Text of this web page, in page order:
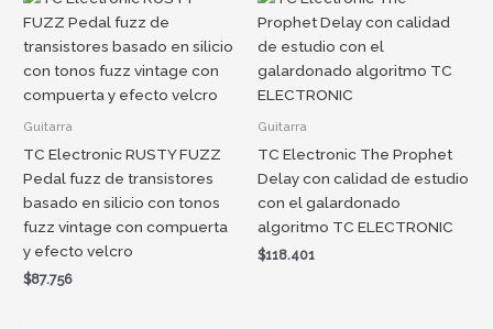
Guitarra
TC Electronic RUSTY FUZZ
Pedal fuzz de transistores
basado en silicio con tonos
fuzz vintage con compuerta
y efecto velcro
$87.756
Guitarra
TC Electronic The Prophet
Delay con calidad de estudio
con el galardonado
algoritmo TC ELECTRONIC
$118.401